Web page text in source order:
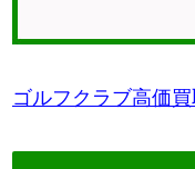
ゴルフクラブ高価